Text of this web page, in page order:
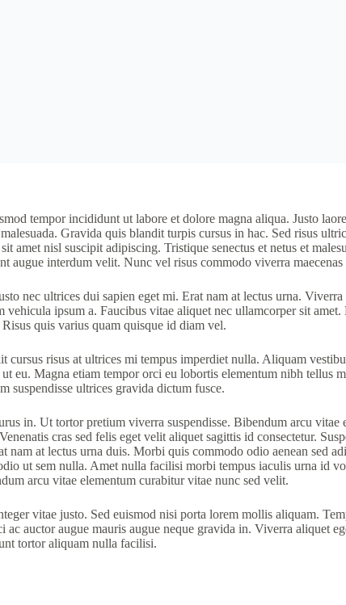
tempor incididunt ut labore et dolore magna aliqua. Justo
Gravida quis blandit turpis cursus in hac. Sed risus
amet nisl suscipit adipiscing. Tristique senectus et netus et
augue interdum velit. Nunc vel risus commodo viverra
nec ultrices dui sapien eget mi. Erat nam at lectus urna.
ipsum a. Faucibus vitae aliquet nec ullamcorper sit
quis varius quam quisque id diam vel.
risus at ultrices mi tempus imperdiet nulla. Aliquam
Magna etiam tempor orci eu lobortis elementum nibh tellus
suspendisse ultrices gravida dictum fusce.
in. Ut tortor pretium viverra suspendisse. Bibendum arcu
cras sed felis eget velit aliquet sagittis id consectetur.
nam at lectus urna duis. Morbi quis commodo odio aenean sed
ut sem nulla. Amet nulla facilisi morbi tempus iaculis urna id
arcu vitae elementum curabitur vitae nunc sed velit.
vitae justo. Sed euismod nisi porta lorem mollis aliquam.
auctor augue mauris augue neque gravida in. Viverra aliquet
tortor aliquam nulla facilisi.